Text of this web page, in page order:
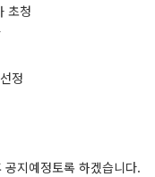
초청
정
지예정토록 하겠습니다.